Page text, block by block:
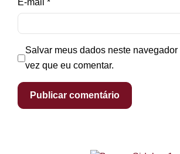
E-mail *
Salvar meus dados neste
vez que eu comentar.